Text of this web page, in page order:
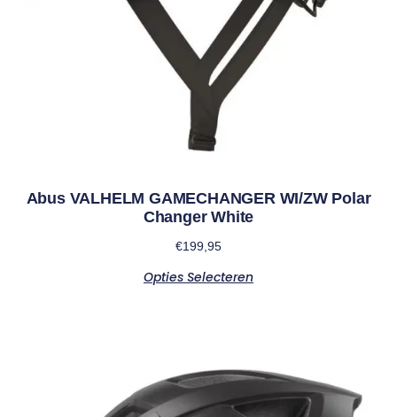
Abus VALHELM GAMECHANGER WI/ZW Polar
Changer White
€199,95
Opties Selecteren